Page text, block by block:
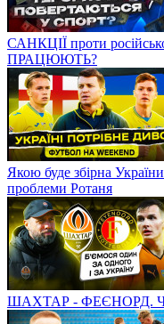
САНКЦІЇ проти
ПРАЦЮЮТЬ?
Якою буде збірна
проблеми Ротаня
ШАХТАР - ФЕЄНОРД.